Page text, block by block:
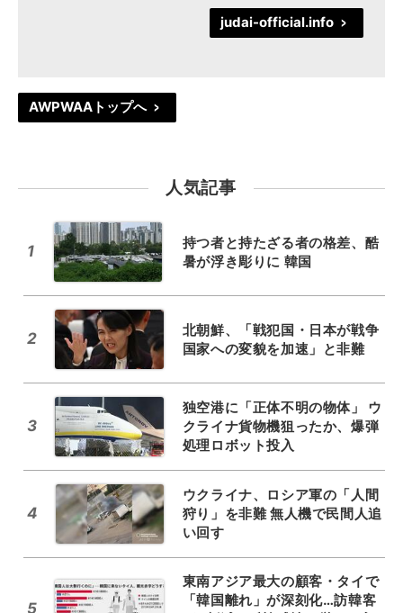
judai-official.info >
AWPWAAトップへ >
人気記事
1
持つ者と持たざる者の格差、酷
暑が浮き彫りに 韓国
2
北朝鮮、「戦犯国・日本が戦争
国家への変貌を加速」と非難
3
独空港に「正体不明の物体」 ウ
クライナ貨物機狙ったか、爆弾
処理ロボット投入
4
ウクライナ、ロシア軍の「人間
狩り」を非難 無人機で民間人追
い回す
5
東南アジア最大の顧客・タイで
「韓国離れ」が深刻化…訪韓客